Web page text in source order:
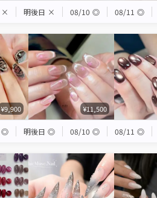
× 明後日 × 08/10 ◎ 08/11 ◎
¥9,900 ¥11,500
◎ 明後日 ◎ 08/10 ◎ 08/11 ◎